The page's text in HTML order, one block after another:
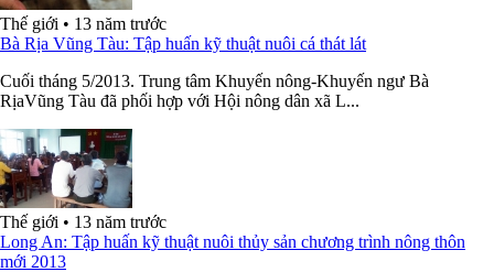
Thế giới • 13 năm trước
Bà Rịa Vũng Tàu: Tập huấn kỹ thuật nuôi cá thát lát
Cuối tháng 5/2013. Trung tâm Khuyến nông-Khuyến ngư Bà
RịaVũng Tàu đã phối hợp với Hội nông dân xã L...
Thế giới • 13 năm trước
Long An: Tập huấn kỹ thuật nuôi thủy sản chương trình nông thôn
mới 2013